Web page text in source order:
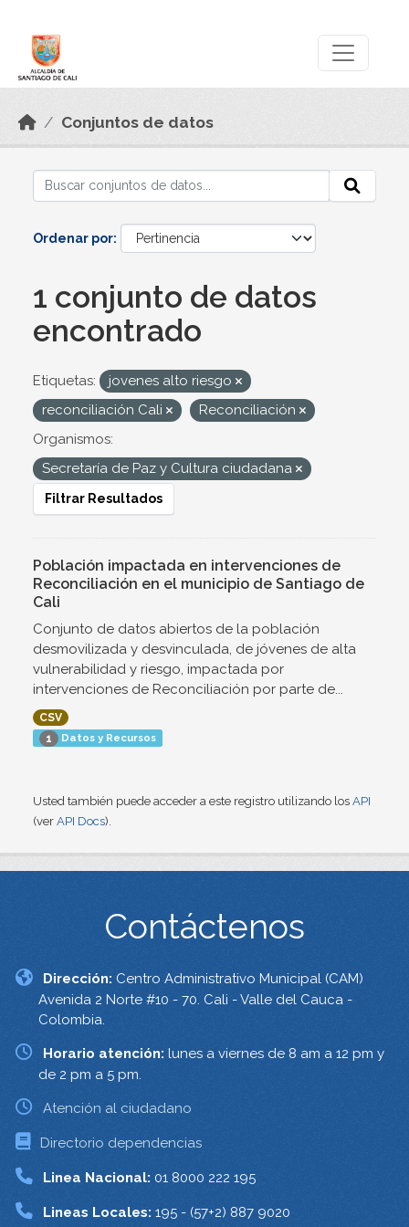
Conjuntos de datos
Ordenar por
1 conjunto de datos
encontrado
Etiquetas:
jovenes alto riesgo
reconciliación Cali
Reconciliación
Organismos:
Secretaría de Paz y Cultura ciudadana
Filtrar Resultados
Población impactada en intervenciones de
Reconciliación en el municipio de Santiago de
Cali
Conjunto de datos abiertos de la población
desmovilizada y desvinculada, de jóvenes de alta
vulnerabilidad y riesgo, impactada por
intervenciones de Reconciliación por parte de...
CSV
1 Datos y Recursos
Usted también puede acceder a este registro utilizando los API
(ver API Docs).
Contáctenos
Dirección: Centro Administrativo Municipal (CAM)
Avenida 2 Norte #10 - 70. Cali - Valle del Cauca -
Colombia.
Horario atención: lunes a viernes de 8 am a 12 pm y
de 2 pm a 5 pm.
Atención al ciudadano
Directorio dependencias
Linea Nacional: 01 8000 222 195
Lineas Locales: 195 - (57+2) 887 9020